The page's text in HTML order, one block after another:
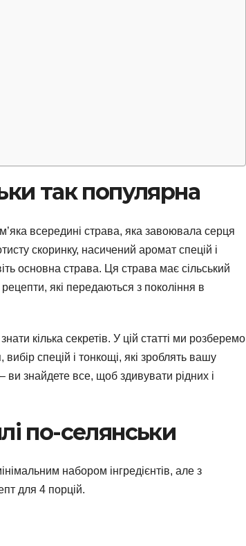
так популярна
всередині страва, яка завоювала серця
скоринку, насичений аромат спецій і
основна страва. Ця страва має сільський
які передаються з покоління в
кілька секретів. У цій статті ми розберемо
спецій і тонкощі, які зроблять вашу
знайдете все, щоб здивувати рідних і
по-селянськи
набором інгредієнтів, але з
для 4 порцій.